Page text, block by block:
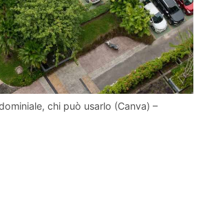
chi può usarlo (Canva) –